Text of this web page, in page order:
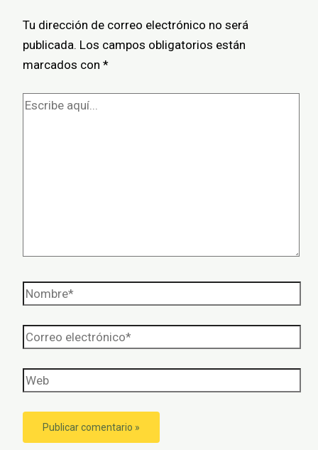
Tu dirección de correo electrónico no será
publicada. Los campos obligatorios están
marcados con *
Escribe
Nombre*
Correo
Web